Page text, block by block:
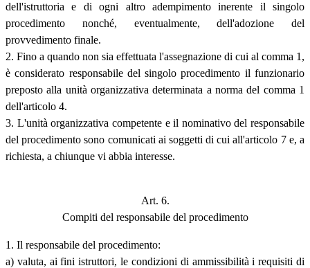
dell'istruttoria e di ogni altro adempimento inerente il singolo
procedimento nonché, eventualmente, dell'adozione del
provvedimento finale.
2. Fino a quando non sia effettuata l'assegnazione di cui al comma 1,
è considerato responsabile del singolo procedimento il funzionario
preposto alla unità organizzativa determinata a norma del comma 1
dell'articolo 4.
3. L'unità organizzativa competente e il nominativo del responsabile
del procedimento sono comunicati ai soggetti di cui all'articolo 7 e, a
richiesta, a chiunque vi abbia interesse.
Art. 6.
Compiti del responsabile del procedimento
1. Il responsabile del procedimento:
a) valuta, ai fini istruttori, le condizioni di ammissibilità i requisiti di